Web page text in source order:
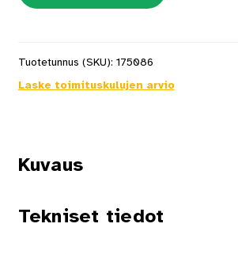
Tuotetunnus (SKU): 175086
Laske toimituskulujen arvio
Kuvaus
Tekniset tiedot